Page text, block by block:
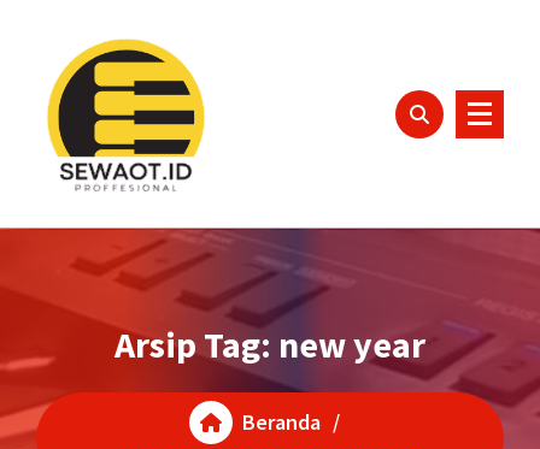
konten
Arsip Tag: new year
Beranda /